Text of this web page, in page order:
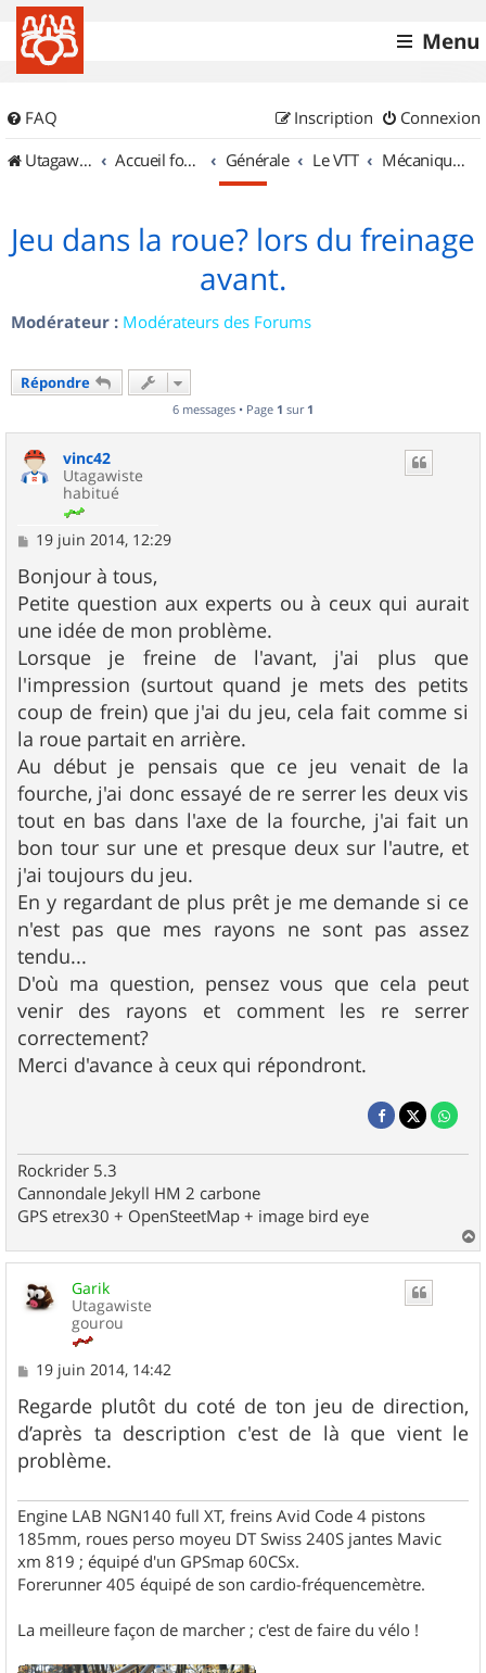
Menu
FAQ Connexion
Inscription
UtagawaVTT (Randos VTT et VTTAE avec traces GPS)
Accueil forum Générale Le VTT Mécanique et Entretiens
Jeu dans la roue? lors du freinage
avant.
Modérateur : Modérateurs des Forums
Répondre
6 messages • Page 1 sur 1
vinc42
Utagawiste
habitué
M
s
s
a
g
e
19 juin 2014, 12:29
Bonjour à tous,
Petite question aux experts ou à ceux qui aurait
une idée de mon problème.
Lorsque je freine de l'avant, j'ai plus que
l'impression (surtout quand je mets des petits
coup de frein) que j'ai du jeu, cela fait comme si
la roue partait en arrière.
Au début je pensais que ce jeu venait de la
fourche, j'ai donc essayé de re serrer les deux vis
tout en bas dans l'axe de la fourche, j'ai fait un
bon tour sur une et presque deux sur l'autre, et
j'ai toujours du jeu.
En y regardant de plus prêt je me demande si ce
n'est pas que mes rayons ne sont pas assez
tendu...
D'où ma question, pensez vous que cela peut
venir des rayons et comment les re serrer
correctement?
Merci d'avance à ceux qui répondront.
Rockrider 5.3
Cannondale Jekyll HM 2 carbone
GPS etrex30 + OpenSteetMap + image bird eye
a
u
Garik
Utagawiste
gourou
M
s
s
a
g
e
19 juin 2014, 14:42
Regarde plutôt du coté de ton jeu de direction,
d’après ta description c'est de là que vient le
problème.
Engine LAB NGN140 full XT, freins Avid Code 4 pistons
185mm, roues perso moyeu DT Swiss 240S jantes Mavic
xm 819 ; équipé d'un GPSmap 60CSx.
Forerunner 405 équipé de son cardio-fréquencemètre.
La meilleure façon de marcher ; c'est de faire du vélo !